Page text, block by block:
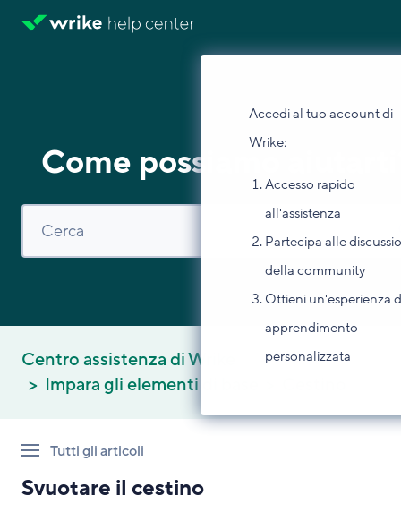
Accedi al tuo account di
Wrike:
Accesso rapido
all'assistenza
Partecipa alle
della community
Ottieni un'esperienza
apprendimento
personalizzata
Come possiamo
Centro assistenza di Wrike
Impara gli elementi di base
Tutti gli articoli
Svuotare il cestino